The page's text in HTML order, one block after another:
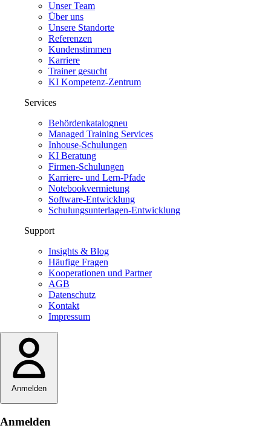
Unser Team
Über uns
Unsere Standorte
Referenzen
Kundenstimmen
Karriere
Trainer gesucht
KI Kompetenz-Zentrum
Services
Behördenkatalogneu
Managed Training Services
Inhouse-Schulungen
KI Beratung
Firmen-Schulungen
Karriere- und Lern-Pfade
Notebookvermietung
Software-Entwicklung
Schulungsunterlagen-Entwicklung
Support
Insights & Blog
Häufige Fragen
Kooperationen und Partner
AGB
Datenschutz
Kontakt
Impressum
Anmelden
Anmelden